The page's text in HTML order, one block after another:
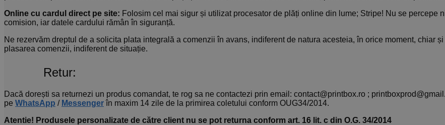
Online cu cardul direct pe site: Folosim cel mai sigur și utilizat procesator de plăți online din lume; Stripe! Nu se percepe
comision, iar datele cardului rămân în siguranță.
Ne rezervăm dreptul de a solicita plata integrală a comenzii în avans, indiferent de natura acesteia, în orice moment, chiar și
plasarea comenzii, indiferent de situație.
Retur:
Dacă dorești sa returnezi un produs comandat, te rog sa ne contactezi prin email: contact@printbox.ro ;
pe WhatsApp / Messenger în maxim 14 zile de la primirea coletului conform OUG34/2014.
Atentie! Produsele personalizate de către client nu se pot returna conform art. 16 lit. c din O.G. 34/2014